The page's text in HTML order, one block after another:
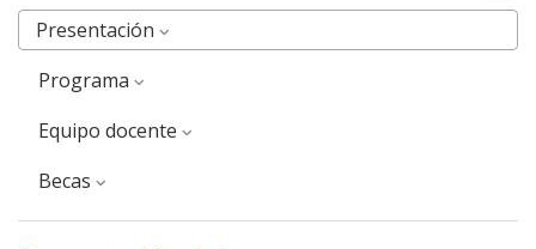
Presentación
Programa
equipo docente
Becas